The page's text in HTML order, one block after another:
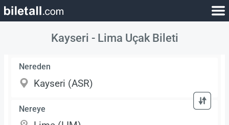
Kayseri - Lima Uçak Bileti
Nereden
Nereye